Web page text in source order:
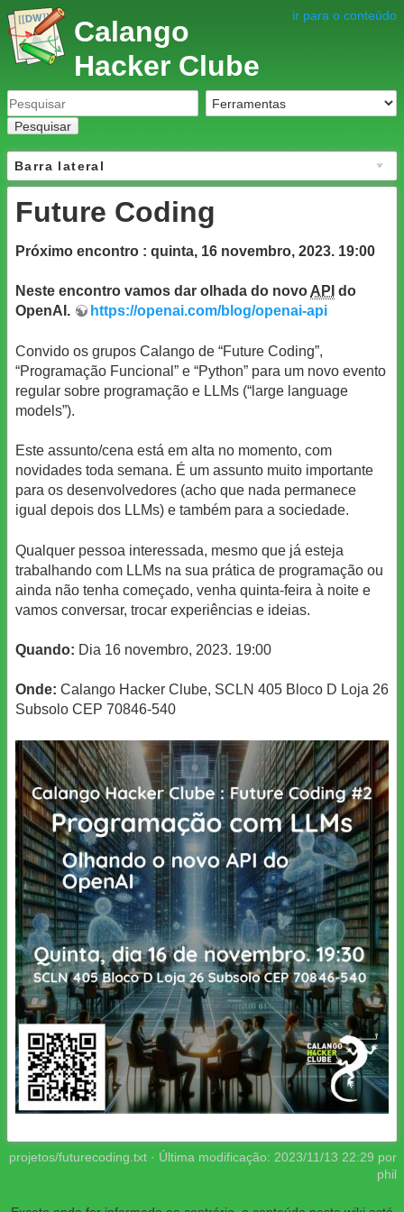
ir para o conteúdo
Calango
Hacker Clube
Pesquisar
Barra lateral
Future Coding
Próximo encontro : quinta, 16 novembro, 2023. 19:00
Neste encontro vamos dar olhada do novoAPI do
OpenAI.
https://openai.com/blog/openai-api
Convido os grupos Calango de “Future Coding”,
“Programação Funcional” e “Python” para um novo evento
regular sobre programação e LLMs (“large language
models”).
Este assunto/cena está em alta no momento, com
novidades toda semana. É um assunto muito importante
para os desenvolvedores (acho que nada permanece
igual depois dos LLMs) e também para a sociedade.
Qualquer pessoa interessada, mesmo que já esteja
trabalhando com LLMs na sua prática de programação ou
ainda não tenha começado, venha quinta-feira à noite e
vamos conversar, trocar experiências e ideias.
Quando: Dia 16 novembro, 2023. 19:00
Onde: Calango Hacker Clube, SCLN 405 Bloco D Loja 26
Subsolo CEP 70846-540
projetos/futurecoding.txt · Última modificação: 2023/11/13 22:29 por
phil